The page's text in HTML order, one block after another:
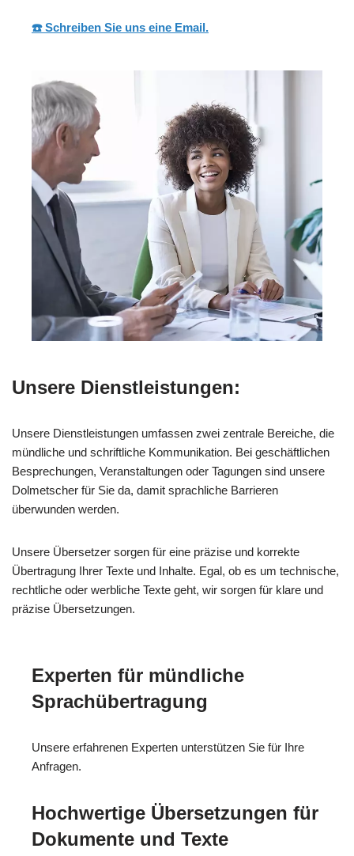
☎️ Schreiben Sie uns eine Email.
Unsere Dienstleistungen:
Unsere Dienstleistungen umfassen zwei zentrale Bereiche, die
mündliche und schriftliche Kommunikation. Bei geschäftlichen
Besprechungen, Veranstaltungen oder Tagungen sind unsere
Dolmetscher für Sie da, damit sprachliche Barrieren
überwunden werden.
Unsere Übersetzer sorgen für eine präzise und korrekte
Übertragung Ihrer Texte und Inhalte. Egal, ob es um technische,
rechtliche oder werbliche Texte geht, wir sorgen für klare und
präzise Übersetzungen.
Experten für mündliche
Sprachübertragung
Unsere erfahrenen Experten unterstützen Sie für Ihre
Anfragen.
Hochwertige Übersetzungen für
Dokumente und Texte